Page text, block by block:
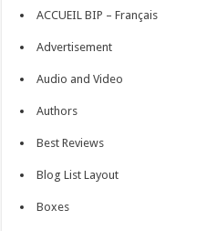
ACCUEIL BIP – Français
Advertisement
Audio and Video
Authors
Best Reviews
Blog List Layout
Boxes